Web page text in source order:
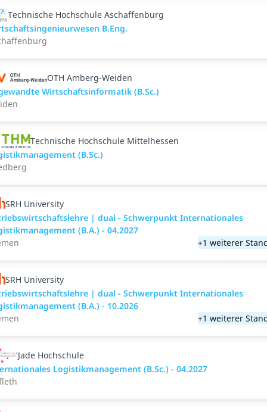
Technische Hochschule Aschaffenburg
B.Eng.
OTH Amberg-Weiden
Wirtschaftsinformatik (B.Sc.)
Technische Hochschule Mittelhessen
(B.Sc.)
SRH University
| dual - Schwerpunkt Internationales
(B.A.) - 04.2027
+1 weiterer
SRH University
| dual - Schwerpunkt Internationales
(B.A.) - 10.2026
+1 weiterer
Jade Hochschule
Logistikmanagement (B.Sc.) - 04.2027